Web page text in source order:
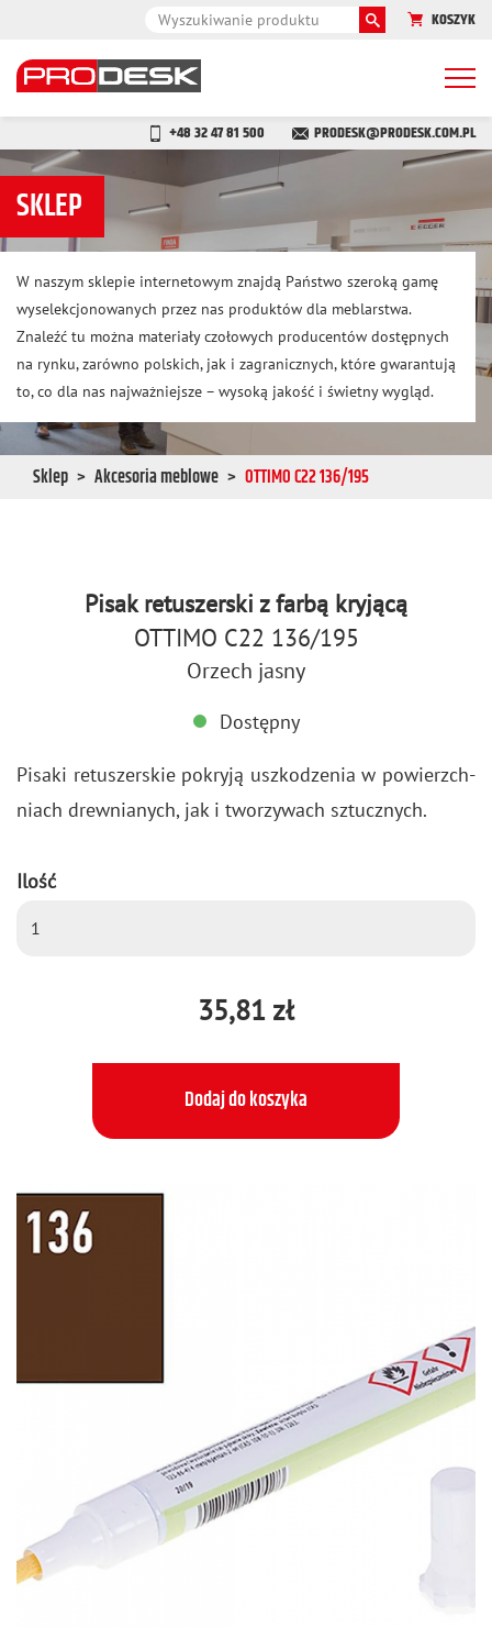
KOSZYK
+48 32 47 81 500 PRODESK@PRODESK.COM.PL
SKLEP
W naszym sklepie internetowym znajdą Państwo szeroką gamę
wyselekcjonowanych przez nas produktów dla meblarstwa.
Znaleźć tu można materiały czołowych producentów dostępnych
na rynku, zarówno polskich, jak i zagranicznych, które gwarantują
to, co dla nas najważniejsze – wysoką jakość i świetny wygląd.
Sklep Akcesoria meblowe OTTIMO C22 136/195
Pisak retuszerski z farbą kryjącą
OTTIMO C22 136/195
Orzech jasny
Dostępny
Pi­sa­ki re­tu­szer­skie po­kry­ją uszko­dze­nia w po­wierzch­
niach drew­nia­nych, jak i two­rzy­wach sztucz­nych.
Ilość
35,81 zł
Dodaj do koszyka